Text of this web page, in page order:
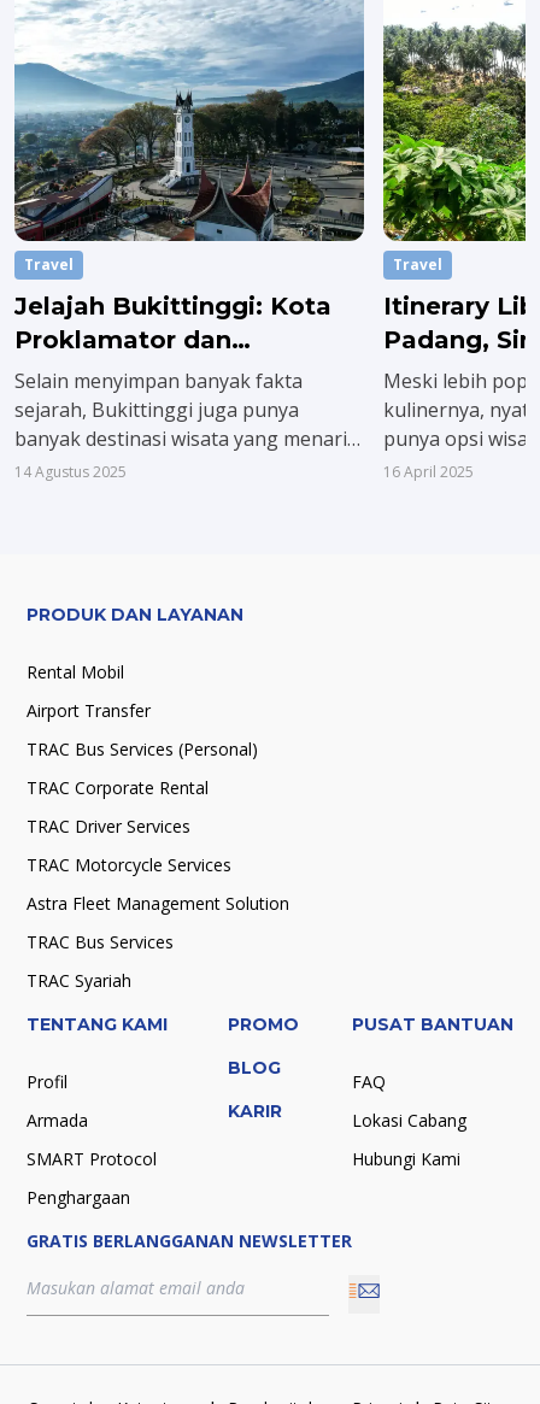
Travel
Jelajah Bukittinggi: Kota
Proklamator dan
Keindahan Alamnya
Selain menyimpan banyak fakta
sejarah, Bukittinggi juga punya
banyak destinasi wisata yang menarik
untuk dijelajahi lho. Jadi, kota ini
14 Agustus 2025
Travel
Itinerary
Padang,
Meski lebih
kulinernya,
punya opsi
yang bisa kamu
16 April 2025
PRODUK DAN LAYANAN
Rental Mobil
Airport Transfer
TRAC Bus Services (Personal)
TRAC Corporate Rental
TRAC Driver Services
TRAC Motorcycle Services
Astra Fleet Management Solution
TRAC Bus Services
TRAC Syariah
TENTANG KAMI
Profil
Armada
SMART Protocol
Penghargaan
PROMO
BLOG
KARIR
PUSAT BANTUAN
FAQ
Lokasi Cabang
Hubungi Kami
GRATIS BERLANGGANAN NEWSLETTER